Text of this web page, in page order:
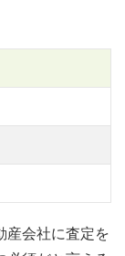
産会社に査定を